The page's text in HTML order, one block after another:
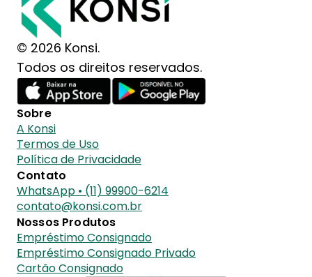
© 2026 Konsi.
Todos os direitos reservados.
Sobre
A Konsi
Termos de Uso
Política de Privacidade
Contato
WhatsApp • (11) 99900-6214
contato@konsi.com.br
Nossos Produtos
Empréstimo Consignado
Empréstimo Consignado Privado
Cartão Consignado